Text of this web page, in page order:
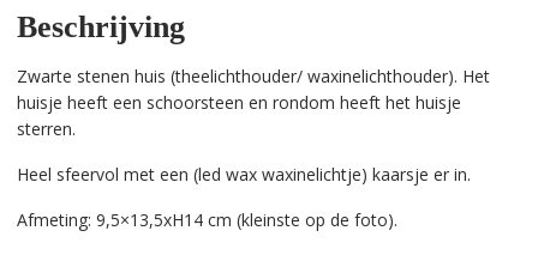
Beschrijving
Zwarte stenen huis (theelichthouder/ waxinelichthouder). Het
huisje heeft een schoorsteen en rondom heeft het huisje
sterren.
Heel sfeervol met een (led wax waxinelichtje) kaarsje er in.
Afmeting: 9,5×13,5xH14 cm (kleinste op de foto).